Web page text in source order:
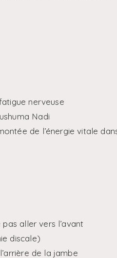
nerveuse
Nadi
de l’énergie vitale
aller vers l’avant
discale)
de la jambe